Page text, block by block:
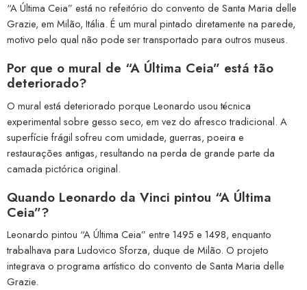
“A Última Ceia” está no refeitório do convento de Santa Maria delle
Grazie, em Milão, Itália. É um mural pintado diretamente na parede,
motivo pelo qual não pode ser transportado para outros museus.
Por que o mural de “A Última Ceia” está tão
deteriorado?
O mural está deteriorado porque Leonardo usou técnica
experimental sobre gesso seco, em vez do afresco tradicional. A
superfície frágil sofreu com umidade, guerras, poeira e
restaurações antigas, resultando na perda de grande parte da
camada pictórica original.
Quando Leonardo da Vinci pintou “A Última
Ceia”?
Leonardo pintou “A Última Ceia” entre 1495 e 1498, enquanto
trabalhava para Ludovico Sforza, duque de Milão. O projeto
integrava o programa artístico do convento de Santa Maria delle
Grazie.